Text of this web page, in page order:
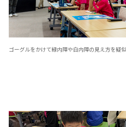
ゴーグルをかけて緑内障や白内障の見え方を疑